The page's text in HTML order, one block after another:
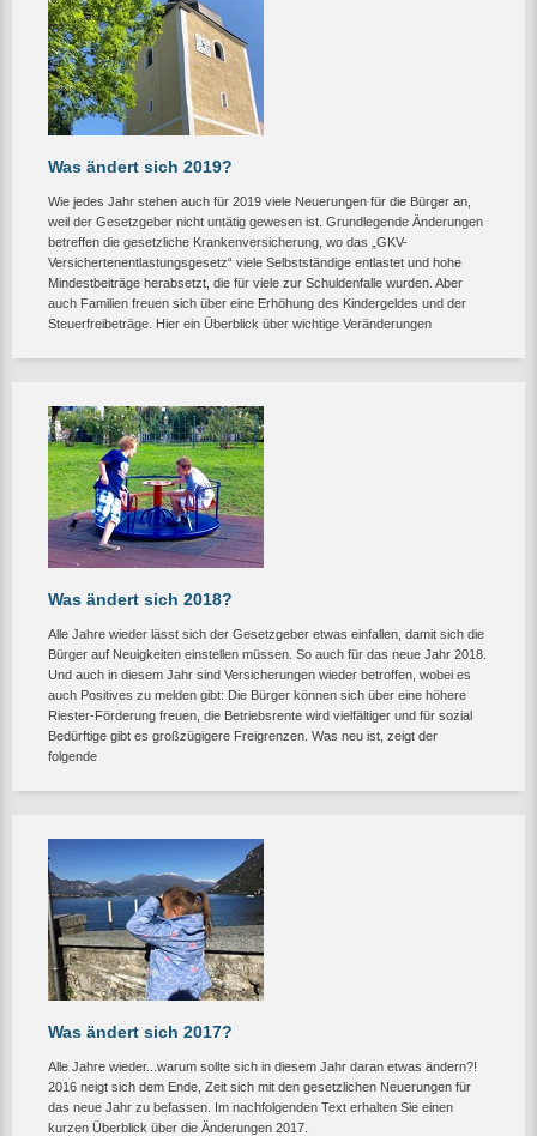
Was ändert sich 2019?
Wie jedes Jahr stehen auch für 2019 viele Neuerungen für die Bürger an,
weil der Gesetzgeber nicht untätig gewesen ist. Grundlegende Änderungen
betreffen die gesetzliche Krankenversicherung, wo das „GKV-
Versichertenentlastungsgesetz“ viele Selbstständige entlastet und hohe
Mindestbeiträge herabsetzt, die für viele zur Schuldenfalle wurden. Aber
auch Familien freuen sich über eine Erhöhung des Kindergeldes und der
Steuerfreibeträge. Hier ein Überblick über wichtige Veränderungen
Was ändert sich 2018?
Alle Jahre wieder lässt sich der Gesetzgeber etwas einfallen, damit sich die
Bürger auf Neuigkeiten einstellen müssen. So auch für das neue Jahr 2018.
Und auch in diesem Jahr sind Versicherungen wieder betroffen, wobei es
auch Positives zu melden gibt: Die Bürger können sich über eine höhere
Riester-Förderung freuen, die Betriebsrente wird vielfältiger und für sozial
Bedürftige gibt es großzügigere Freigrenzen. Was neu ist, zeigt der
folgende
Was ändert sich 2017?
Alle Jahre wieder...warum sollte sich in diesem Jahr daran etwas ändern?!
2016 neigt sich dem Ende, Zeit sich mit den gesetzlichen Neuerungen für
das neue Jahr zu befassen. Im nachfolgenden Text erhalten Sie einen
kurzen Überblick über die Änderungen 2017.